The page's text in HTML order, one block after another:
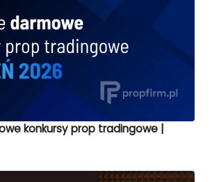
konkursy prop tradingowe |